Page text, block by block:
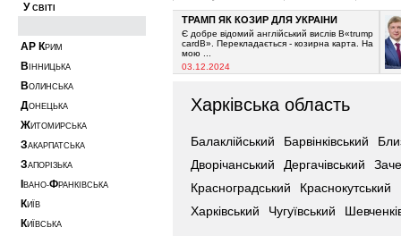
У СВІТІ
АР КРИМ
В ІННИЦЬКА
ВОЛИНСЬКА
ДОНЕЦЬКА
ЖИТОМИРСЬКА
ЗАКАРПАТСЬКА
ЗАПОРІЗЬКА
ВАНО-ФРАНКІВСЬКА
КИЇВ
КИЇВСЬКА
з 2021-го
ТРАМП ЯК КОЗИР ДЛЯ УКРАЇНИ
Є добре відомий англійський вислів В«trump
cardВ». Перекладається - козирна карта. На
мою ...
03.12.2024
Харківська область
Балаклійський Барвінківський
Дворічанський
Дергачівський
Красноградський
Краснокутський
Харківський
Чугуївський